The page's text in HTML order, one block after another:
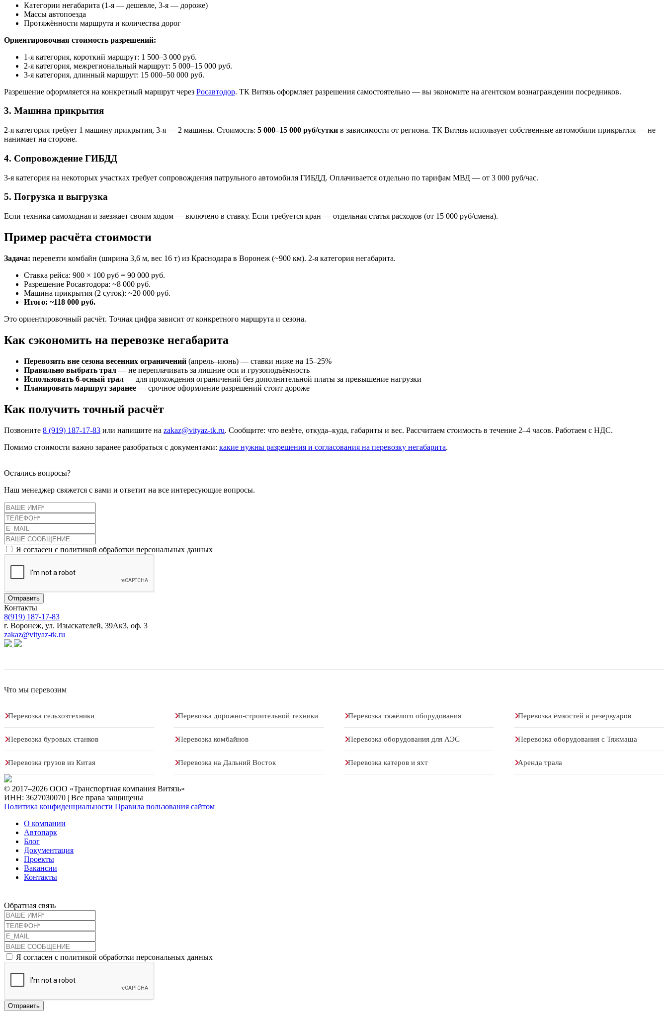
Категории негабарита (1-я — дешевле, 3-я — дороже)
Массы автопоезда
Протяжённости маршрута и количества дорог
Ориентировочная стоимость разрешений:
1-я категория, короткий маршрут: 1 500–3 000 руб.
2-я категория, межрегиональный маршрут: 5 000–15 000 руб.
3-я категория, длинный маршрут: 15 000–50 000 руб.
Разрешение оформляется на конкретный маршрут через Росавтодор. ТК Витязь оформляет разрешения самостоятельно — вы экономите на агентском вознаграждении посредников.
3. Машина прикрытия
2-я категория требует 1 машину прикрытия, 3-я — 2 машины. Стоимость: 5 000–15 000 руб/сутки в зависимости от региона. ТК Витязь использует собственные автомобили прикрытия — не
нанимает на стороне.
4. Сопровождение ГИБДД
3-я категория на некоторых участках требует сопровождения патрульного автомобиля ГИБДД. Оплачивается отдельно по тарифам МВД — от 3 000 руб/час.
5. Погрузка и выгрузка
Если техника самоходная и заезжает своим ходом — включено в ставку. Если требуется кран — отдельная статья расходов (от 15 000 руб/смена).
Пример расчёта стоимости
Задача: перевезти комбайн (ширина 3,6 м, вес 16 т) из Краснодара в Воронеж (~900 км). 2-я категория негабарита.
Ставка рейса: 900 × 100 руб = 90 000 руб.
Разрешение Росавтодора: ~8 000 руб.
Машина прикрытия (2 суток): ~20 000 руб.
Итого: ~118 000 руб.
Это ориентировочный расчёт. Точная цифра зависит от конкретного маршрута и сезона.
Как сэкономить на перевозке негабарита
Перевозить вне сезона весенних ограничений (апрель–июнь) — ставки ниже на 15–25%
Правильно выбрать трал — не переплачивать за лишние оси и грузоподъёмность
Использовать 6-осный трал — для прохождения ограничений без дополнительной платы за превышение нагрузки
Планировать маршрут заранее — срочное оформление разрешений стоит дороже
Как получить точный расчёт
Позвоните 8 (919) 187-17-83 или напишите на zakaz@vityaz-tk.ru. Сообщите: что везёте, откуда–куда, габариты и вес. Рассчитаем стоимость в течение 2–4 часов. Работаем с НДС.
Помимо стоимости важно заранее разобраться с документами: какие нужны разрешения и согласования на перевозку негабарита.
Остались вопросы?
Наш менеджер свяжется с вами и ответит на все интересующие вопросы.
Я согласен с политикой обработки персональных данных
Отправить
Контакты
8(919) 187-17-83
г. Воронеж, ул. Изыскателей, 39Ак3, оф. 3
zakaz@vityaz-tk.ru
Что мы перевозим
Перевозка сельхозтехники Перевозка дорожно-строительной техники Перевозка тяжёлого оборудования Перевозка ёмкостей и резервуаров
Перевозка буровых станков Перевозка комбайнов Перевозка оборудования для АЭС Перевозка оборудования с Тяжмаша
Перевозка грузов из Китая Перевозка на Дальний Восток Перевозка катеров и яхт Аренда трала
© 2017–2026 ООО «Транспортная компания Витязь»
ИНН: 3627030070 | Все права защищены
Политика конфиденциальности Правила пользования сайтом
О компании
Автопарк
Блог
Документация
Проекты
Вакансии
Контакты
Обратная связь
Я согласен с политикой обработки персональных данных
Отправить